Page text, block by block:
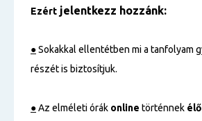
Ezért jelentkezz hozzánk:
●Sokakkal ellentétben mi a tanfolyam
részét is biztosítjuk.
●Az elméleti órák online történnek élő